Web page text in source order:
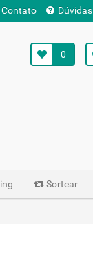
Contato Dúvidas
0
Sortear